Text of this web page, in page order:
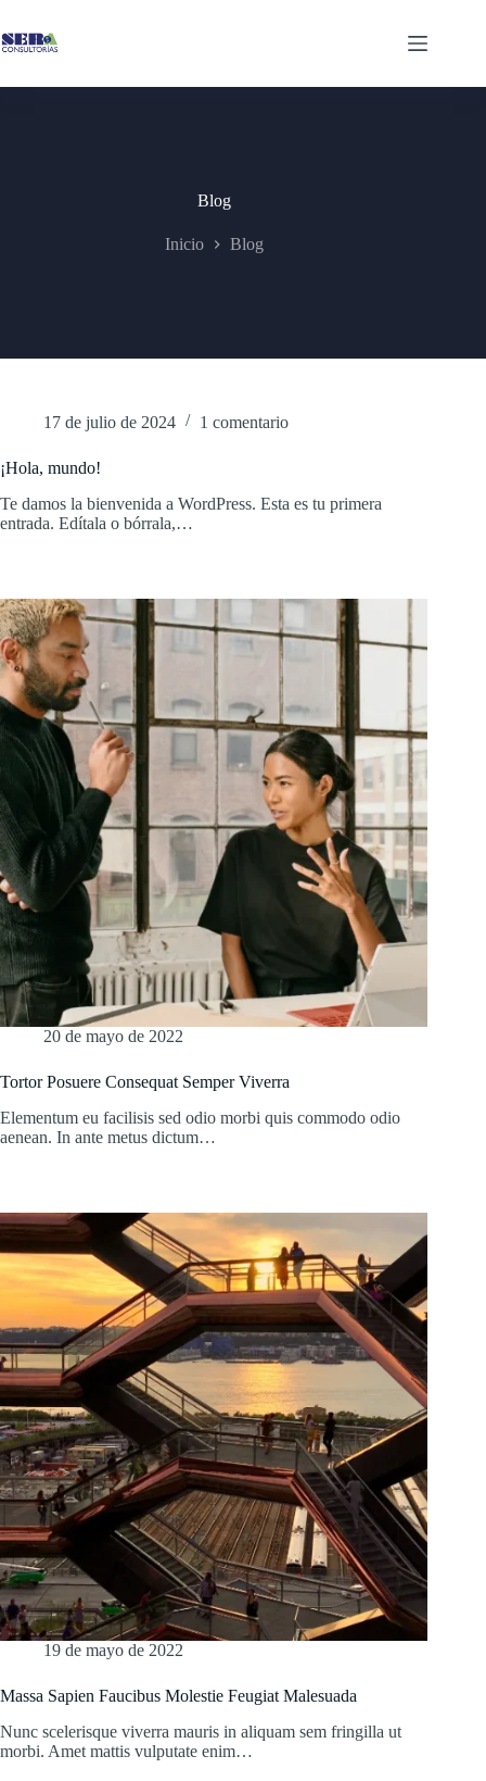
contenido
Blog
Inicio Blog
17 de julio de 2024 1 comentario
¡Hola, mundo!
Te damos la bienvenida a WordPress. Esta es tu primera
entrada. Edítala o bórrala,…
20 de mayo de 2022
Tortor Posuere Consequat Semper Viverra
Elementum eu facilisis sed odio morbi quis commodo odio
aenean. In ante metus dictum…
19 de mayo de 2022
Massa Sapien Faucibus Molestie Feugiat Malesuada
Nunc scelerisque viverra mauris in aliquam sem fringilla ut
morbi. Amet mattis vulputate enim…